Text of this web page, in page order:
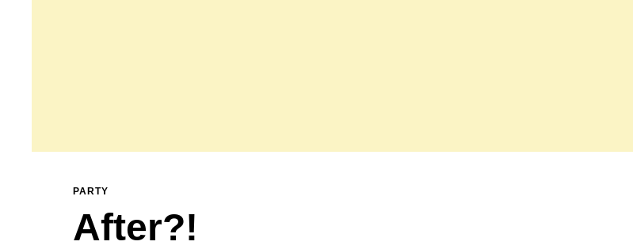
PARTY
After?!